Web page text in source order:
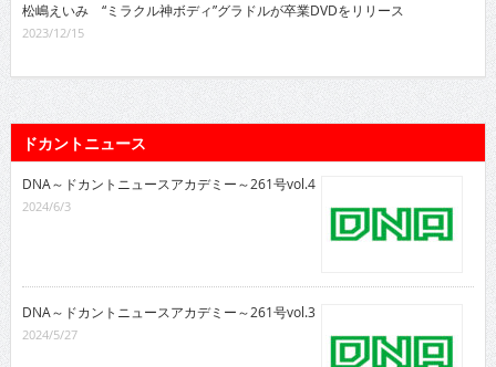
松嶋えいみ “ミラクル神ボディ”グラドルが卒業DVDをリリース
2023/12/15
ドカントニュース
DNA～ドカントニュースアカデミー～261号vol.4
2024/6/3
DNA～ドカントニュースアカデミー～261号vol.3
2024/5/27